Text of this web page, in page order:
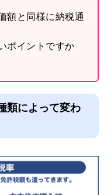
額と同様に納税通
ポイントですか
類によって変わ